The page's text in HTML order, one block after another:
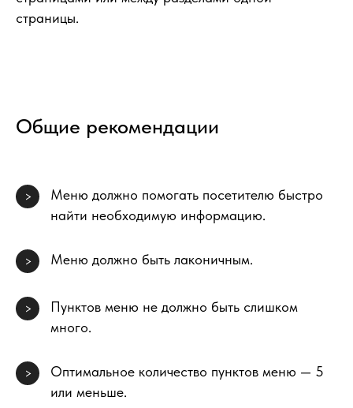
страницы.
Общие рекомендации
>
Меню должно помогать посетителю быстро
найти необходимую информацию.
> Меню должно быть лаконичным.
>
Пунктов меню не должно быть слишком
много.
>
Оптимальное количество пунктов меню — 5
или меньше.